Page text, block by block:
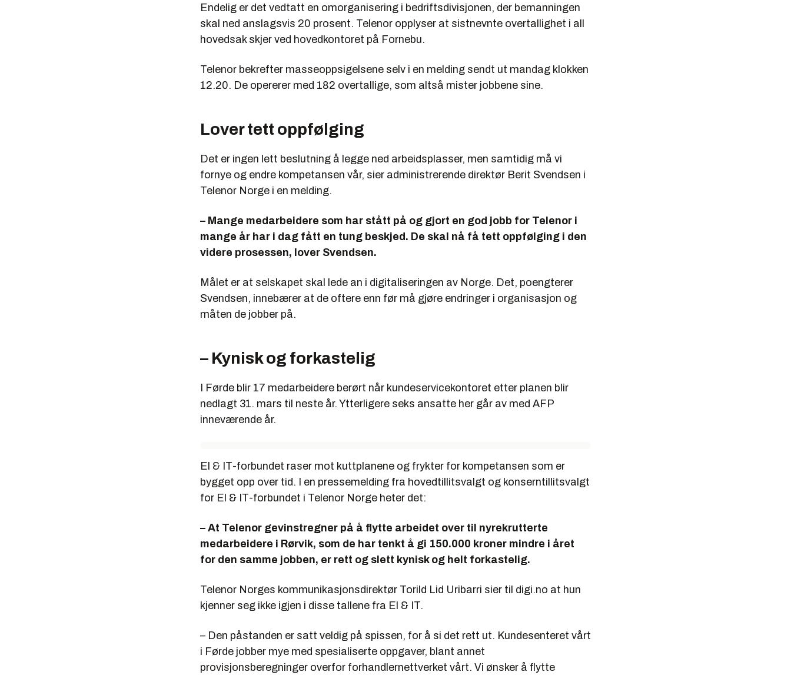
Endelig er det vedtatt en omorganisering i bedriftsdivisjonen, der bemanningen
skal ned anslagsvis 20 prosent. Telenor opplyser at sistnevnte overtallighet i all
hovedsak skjer ved hovedkontoret på Fornebu.
Telenor bekrefter masseoppsigelsene selv i en melding sendt ut mandag klokken
12.20. De opererer med 182 overtallige, som altså mister jobbene sine.
Lover tett oppfølging
Det er ingen lett beslutning å legge ned arbeidsplasser, men samtidig må vi
fornye og endre kompetansen vår, sier administrerende direktør Berit Svendsen i
Telenor Norge i en melding.
– Mange medarbeidere som har stått på og gjort en god jobb for Telenor i
mange år har i dag fått en tung beskjed. De skal nå få tett oppfølging i den
videre prosessen, lover Svendsen.
Målet er at selskapet skal lede an i digitaliseringen av Norge. Det, poengterer
Svendsen, innebærer at de oftere enn før må gjøre endringer i organisasjon og
måten de jobber på.
– Kynisk og forkastelig
I Førde blir 17 medarbeidere berørt når kundeservicekontoret etter planen blir
nedlagt 31. mars til neste år. Ytterligere seks ansatte her går av med AFP
inneværende år.
El & IT-forbundet raser mot kuttplanene og frykter for kompetansen som er
bygget opp over tid. I en pressemelding fra hovedtillitsvalgt og konserntillitsvalgt
for El & IT-forbundet i Telenor Norge heter det:
– At Telenor gevinstregner på å flytte arbeidet over til nyrekrutterte
medarbeidere i Rørvik, som de har tenkt å gi 150.000 kroner mindre i året
for den samme jobben, er rett og slett kynisk og helt forkastelig.
Telenor Norges kommunikasjonsdirektør Torild Lid Uribarri sier til digi.no at hun
kjenner seg ikke igjen i disse tallene fra El & IT.
– Den påstanden er satt veldig på spissen, for å si det rett ut. Kundesenteret vårt
i Førde jobber mye med spesialiserte oppgaver, blant annet
provisjonsberegninger overfor forhandlernettverket vårt. Vi ønsker å flytte